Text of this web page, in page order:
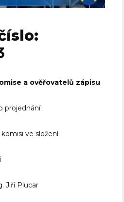
a ověřovatelů zápisu
projednání:
ve složení:
Jiří Plucar